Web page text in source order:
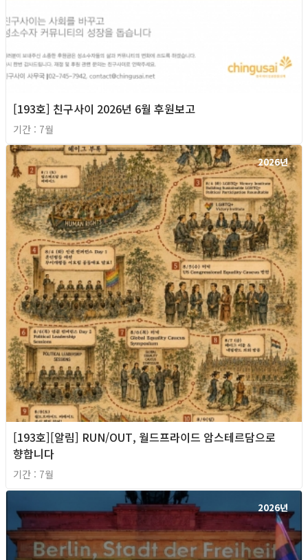
[193호] 친구사이 2026년 6월 후원보고
기간 : 7월
2026년
[193호][알림] RUN/OUT, 월드프라이드 암스테르담으로
향합니다
기간 : 7월
2026년